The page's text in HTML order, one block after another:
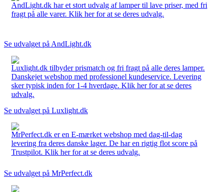
AndLight.dk har et stort udvalg af lamper til lave priser, med fri
fragt på alle varer. Klik her for at se deres udvalg.
Se udvalget på AndLight.dk
Luxlight.dk tilbyder prismatch og fri fragt på alle deres lamper.
Danskejet webshop med professionel kundeservice. Levering
sker typisk inden for 1-4 hverdage. Klik her for at se deres
udvalg.
Se udvalget på Luxlight.dk
MrPerfect.dk er en E-mærket webshop med dag-til-dag
levering fra deres danske lager. De har en rigtig flot score på
Trustpilot. Klik her for at se deres udvalg.
Se udvalget på MrPerfect.dk